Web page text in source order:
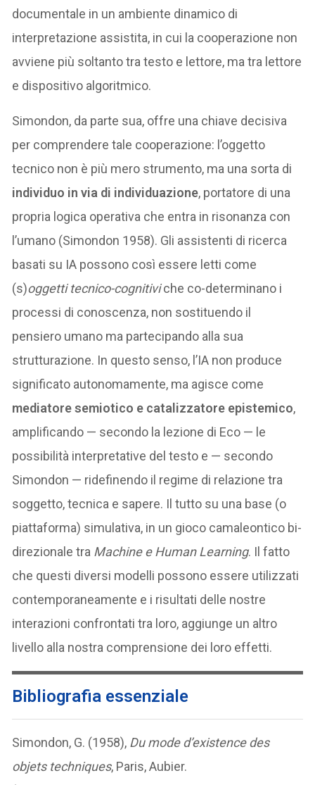
documentale in un ambiente dinamico di
interpretazione assistita, in cui la cooperazione non
avviene più soltanto tra testo e lettore, ma tra lettore
e dispositivo algoritmico.
Simondon, da parte sua, offre una chiave decisiva
per comprendere tale cooperazione: l’oggetto
tecnico non è più mero strumento, ma una sorta di
individuo in via di individuazione, portatore di una
propria logica operativa che entra in risonanza con
l’umano (Simondon 1958). Gli assistenti di ricerca
basati su IA possono così essere letti come
(s)oggetti tecnico-cognitiviche co-determinano i
processi di conoscenza, non sostituendo il
pensiero umano ma partecipando alla sua
strutturazione. In questo senso, l’IA non produce
significato autonomamente, ma agisce come
mediatore semiotico e catalizzatore epistemico,
amplificando — secondo la lezione di Eco — le
possibilità interpretative del testo e — secondo
Simondon — ridefinendo il regime di relazione tra
soggetto, tecnica e sapere. Il tutto su una base (o
piattaforma) simulativa, in un gioco camaleontico bi-
direzionale tra Machine e Human Learning. Il fatto
che questi diversi modelli possono essere utilizzati
contemporaneamente e i risultati delle nostre
interazioni confrontati tra loro, aggiunge un altro
livello alla nostra comprensione dei loro effetti.
Bibliografia essenziale
Simondon, G. (1958), Du mode d’existence des
objets techniques, Paris, Aubier.